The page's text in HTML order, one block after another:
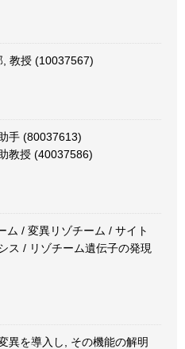
教授 (10037567)
手 (80037613)
教授 (40037586)
ム / 変異リゾチーム / サイト
ス / リゾチーム遺伝子の発現
異を導入し, その機能の解明